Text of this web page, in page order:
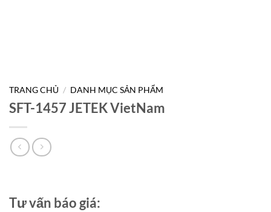
TRANG CHỦ / DANH MỤC SẢN PHẨM
SFT-1457 JETEK VietNam
Tư vấn báo giá: